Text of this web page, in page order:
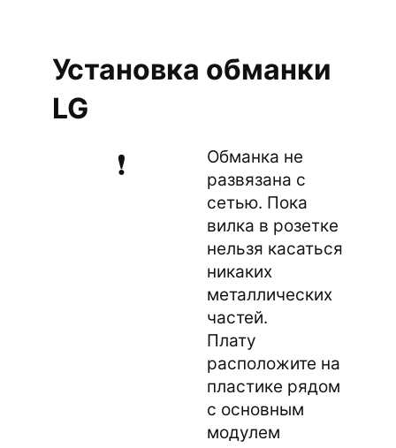
Установка обманки
LG
❗
Обманка не
развязана с
сетью. Пока
вилка в розетке
нельзя касаться
никаких
металлических
частей.
Плату
расположите на
пластике рядом
с основным
модулем